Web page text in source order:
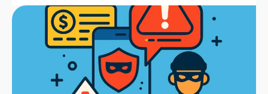
IRS Help Network Targeting
Victims